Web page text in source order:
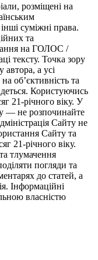
розміщені на
суміжні права.
та
на ГОЛОС /
тексту. Точка зору
автора, а усі
об’єктивність та
Користуючись
21-річного віку. У
— не розпочинайте
Сайту не
Сайту та
21-річного віку.
тлумачення
погляди та
до статей, а
Інформаційні
власністю